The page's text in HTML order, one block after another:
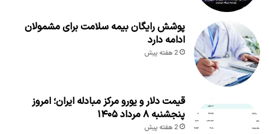
پوشش رایگان بیمه سلامت برای مشمولان
ادامه دارد
2 هفته پیش
قیمت دلار و یورو مرکز مبادله ایران؛ امروز
پنجشنبه ۸ مرداد ۱۴۰۵
2 هفته پیش